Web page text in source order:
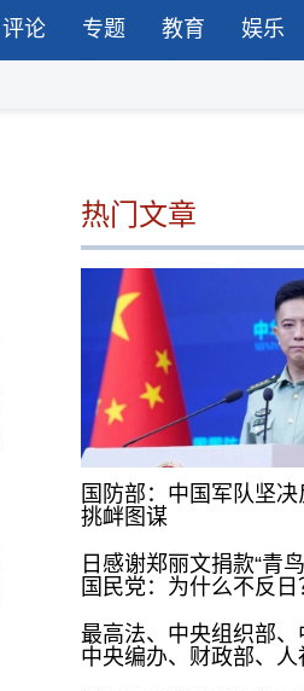
评论 专题 教育 娱乐
热门文章
国防部：中国军队坚
挑衅图谋
日感谢郑丽文捐款“青
国民党：为什么不反日
最高法、中央组织部、
中央编办、财政部、